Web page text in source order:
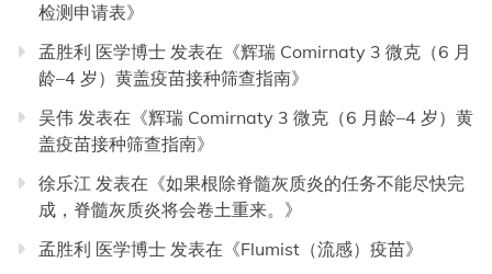
检测申请表》
孟胜利 医学博士 发表在《辉瑞 Comirnaty 3 微克（6 月
龄–4 岁）黄盖疫苗接种筛查指南》
吴伟 发表在《辉瑞 Comirnaty 3 微克（6 月龄–4 岁）黄
盖疫苗接种筛查指南》
徐乐江 发表在《如果根除脊髓灰质炎的任务不能尽快完
成，脊髓灰质炎将会卷土重来。 》
孟胜利 医学博士 发表在《Flumist（流感）疫苗》